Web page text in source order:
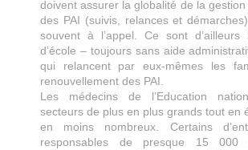
doivent assurer la globalité de la
des PAI (suivis, relances et
souvent à l’appel. Ce sont d’ailleurs
d’école – toujours sans aide
qui relancent par eux-mêmes les
renouvellement des PAI.
Les médecins de l’Education
secteurs de plus en plus grands tout en
en moins nombreux. Certains
responsables de presque 15 000